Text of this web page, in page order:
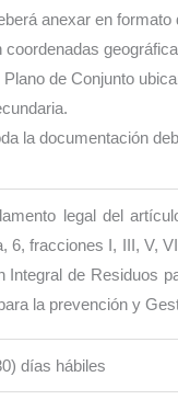
anexar en
coordenadas
Plano de Conjunto
la documentación
legal del
6, fracciones I, III, V,
Integral de Residuos
la prevención y
días hábiles